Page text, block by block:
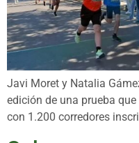
Javi Moret y Natalia
edición de una prueba
con 1.200 corredores